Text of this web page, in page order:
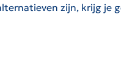
zijn, krijg je